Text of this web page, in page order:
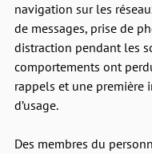
navigation sur les
de messages, prise de
distraction pendant les
comportements ont
rappels et une première
d’usage.
Des membres du